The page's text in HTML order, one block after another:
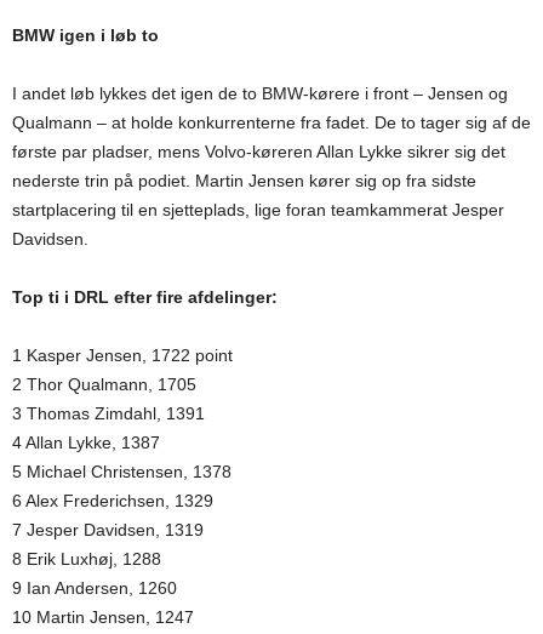
BMW igen i løb to
I andet løb lykkes det igen de to BMW-kørere i front – Jensen og
Qualmann – at holde konkurrenterne fra fadet. De to tager sig af de
første par pladser, mens Volvo-køreren Allan Lykke sikrer sig det
nederste trin på podiet. Martin Jensen kører sig op fra sidste
startplacering til en sjetteplads, lige foran teamkammerat Jesper
Davidsen.
Top ti i DRL efter fire afdelinger:
1 Kasper Jensen, 1722 point
2 Thor Qualmann, 1705
3 Thomas Zimdahl, 1391
4 Allan Lykke, 1387
5 Michael Christensen, 1378
6 Alex Frederichsen, 1329
7 Jesper Davidsen, 1319
8 Erik Luxhøj, 1288
9 Ian Andersen, 1260
10 Martin Jensen, 1247